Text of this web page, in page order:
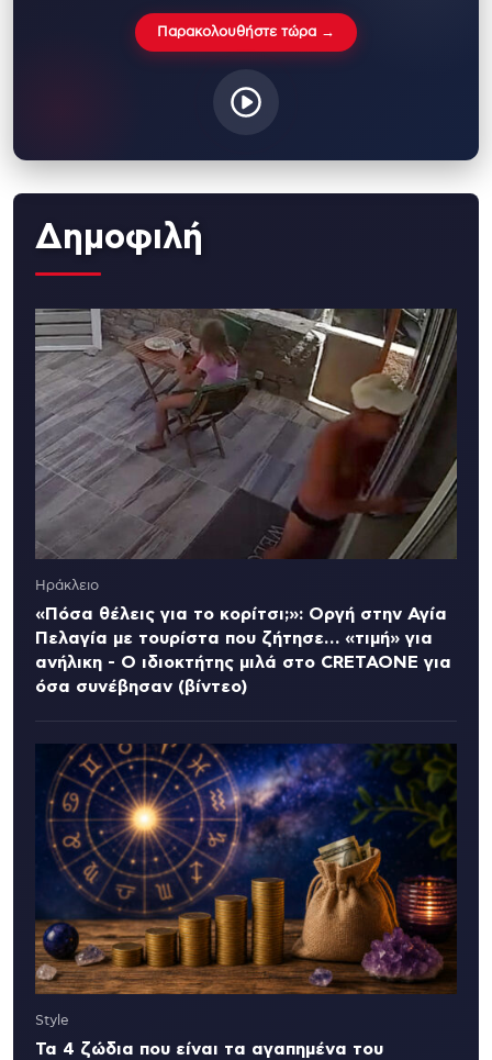
Παρακολουθήστε τώρα →
Δημοφιλή
Ηράκλειο
«Πόσα θέλεις για το κορίτσι;»: Οργή στην Αγία
Πελαγία με τουρίστα που ζήτησε… «τιμή» για
ανήλικη - Ο ιδιοκτήτης μιλά στο CRETAONE για
όσα συνέβησαν (βίντεο)
Style
Τα 4 ζώδια που είναι τα αγαπημένα του